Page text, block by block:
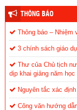
THÔNG BÁO
Thông báo – Nhiệm
3 chính sách giáo
Thư của Chủ tịch
dịp khai giảng năm học
Nguyên tắc xác
Công văn hướng